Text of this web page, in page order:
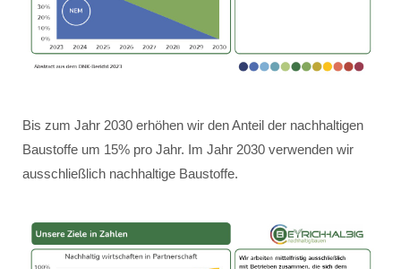
Bis zum Jahr 2030 erhöhen wir den Anteil der nachhaltigen
Baustoffe um 15% pro Jahr. Im Jahr 2030 verwenden wir
ausschließlich nachhaltige Baustoffe.